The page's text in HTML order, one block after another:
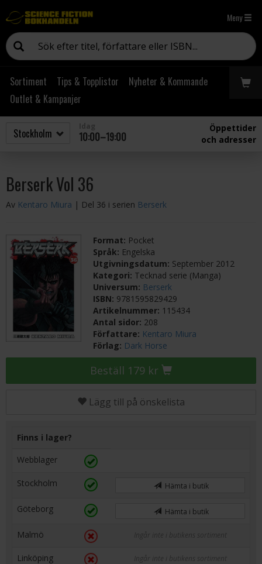
Meny
Sortiment Tips & Topplistor
Nyheter & Kommande
Outlet & Kampanjer
10:00–19:00
Öppettider
och adresser
Berserk Vol 36
Av Kentaro Miura | Del 36 i serien Berserk
Format: Pocket
Språk: Engelska
Utgivningsdatum: September 2012
Kategori: Tecknad serie (Manga)
Universum: Berserk
ISBN: 9781595829429
Artikelnummer: 115434
Antal sidor: 208
Författare: Kentaro Miura
Förlag: Dark Horse
Beställ 179 kr
Lägg till på önskelista
Finns i lager?
Webblager
Stockholm Hämta i butik
Göteborg Hämta i butik
Malmö Ingår inte i butikens sortiment
Linköping Ingår inte i butikens sortiment